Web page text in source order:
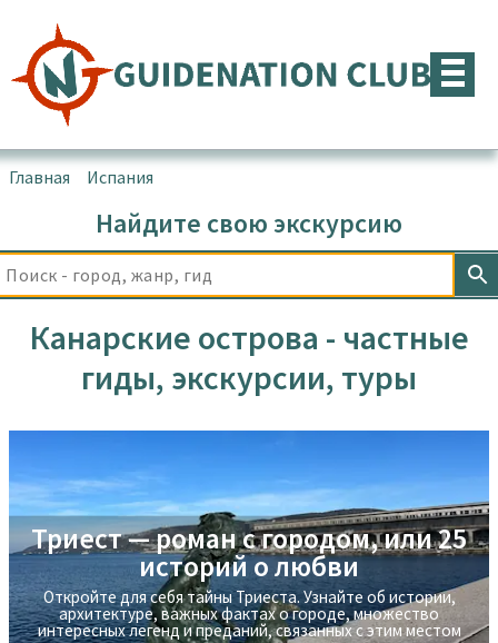
содержимому
Главная Испания
Найдите свою экскурсию
Канарские острова - частные
гиды, экскурсии, туры
Экскурсия на яхте в Стамбуле -
прогулка по Босфору
Экскурсия на яхте в Стамбуле - прогулка по Босфору
Триест — роман с городом, или 25
историй о любви
Откройте для себя тайны Триеста. Узнайте об истории,
архитектуре, важных фактах о городе, множествo
интересных легенд и преданий, связанных с этим местом